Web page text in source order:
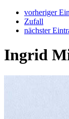
vorheriger
Zufall
nächster
Ingrid